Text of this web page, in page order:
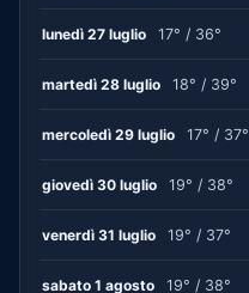
lunedì 27 luglio 17° / 36°
martedì 28 luglio 18° / 39°
mercoledì 29 luglio 17° / 37°
giovedì 30 luglio 19° / 38°
venerdì 31 luglio 19° / 37°
sabato 1 agosto 19° / 38°